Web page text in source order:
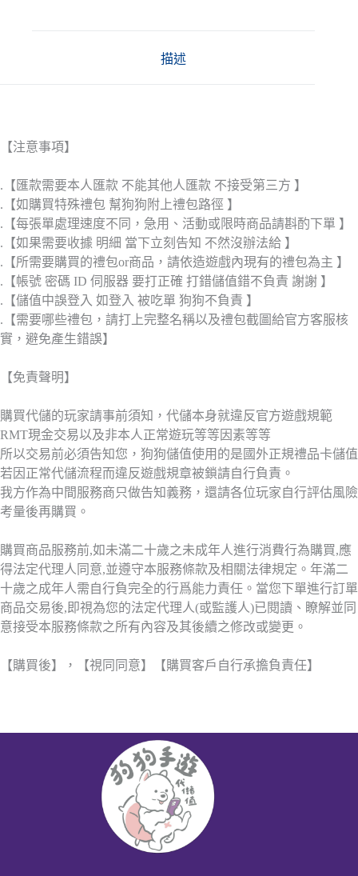
描述
【注意事項】
.【匯款需要本人匯款 不能其他人匯款 不接受第三方 】
.【如購買特殊禮包 幫狗狗附上禮包路徑 】
.【每張單處理速度不同，急用、活動或限時商品請斟酌下單 】
.【如果需要收據 明細 當下立刻告知 不然沒辦法給 】
.【所需要購買的禮包or商品，請依造遊戲內現有的禮包為主 】
.【帳號 密碼 ID 伺服器 要打正確 打錯儲值錯不負責 謝謝 】
.【儲值中誤登入 如登入 被吃單 狗狗不負責 】
.【需要哪些禮包，請打上完整名稱以及禮包截圖給官方客服核
實，避免產生錯誤】
【免責聲明】
購買代儲的玩家請事前須知，代儲本身就違反官方遊戲規範
RMT現金交易以及非本人正常遊玩等等因素等等
所以交易前必須告知您，狗狗儲值使用的是國外正規禮品卡儲值
若因正常代儲流程而違反遊戲規章被鎖請自行負責。
我方作為中間服務商只做告知義務，還請各位玩家自行評估風險
考量後再購買。
購買商品服務前,如未滿二十歲之未成年人進行消費行為購買,應
得法定代理人同意,並遵守本服務條款及相關法律規定。年滿二
十歲之成年人需自行負完全的行爲能力責任。當您下單進行訂單
商品交易後,即視為您的法定代理人(或監護人)已閱讀、瞭解並同
意接受本服務條款之所有內容及其後續之修改或變更。
【購買後】，【視同同意】【購買客戶自行承擔負責任】